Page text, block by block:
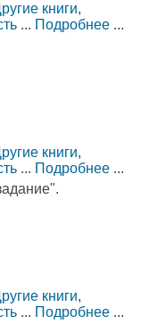
книги,
... Подробнее ...
книги,
... Подробнее ...
книги,
... Подробнее ...